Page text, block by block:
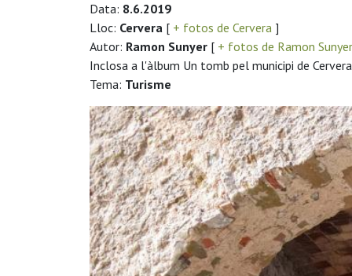
Data: 8.6.2019
Lloc: Cervera [ + fotos de Cervera ]
Autor: Ramon Sunyer [ + fotos de Ramon
Inclosa a l'àlbum Un tomb pel municipi de Cervera
Tema: Turisme